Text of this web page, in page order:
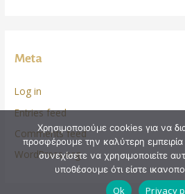
Meta
Log in
Entries feed
Comments feed
WordPress.org
Χρησιμοποιούμε cookies για να
προσφέρουμε την καλύτερη
συνεχίσετε να χρησιμοποιείτε
υποθέσουμε ότι είστε
Ok Privacy